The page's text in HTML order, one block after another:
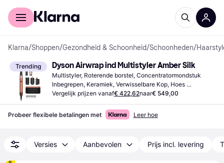
Voor shoppers
Klarna/Shoppen/Gezondheid & Schoonheid/Schoonheden/
Trending Dyson Airwrap ind Multistyler Amber Silk
Multistyler, Roterende borstel, Concentratormondstuk
Inbegrepen, Keramiek, Verwisselbare Kop, Hoes
Inbegrepen, Aan/Uit Knop
Vergelijk prijzen vanaf€ 422,62naar€ 549,00
Probeer flexibele betalingen met Leer hoe
Versies Aanbevolen Prijs incl. levering